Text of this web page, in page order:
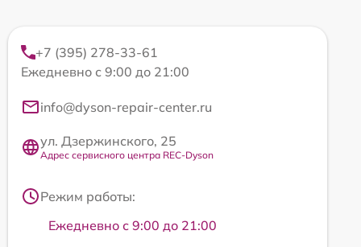
+7 (395) 278-33-61
Ежедневно с 9:00 до 21:00
info@dyson-repair-center.ru
ул. Дзержинского, 25
Адрес сервисного центра REC-Dyson
Режим работы:
Ежедневно с 9:00 до 21:00